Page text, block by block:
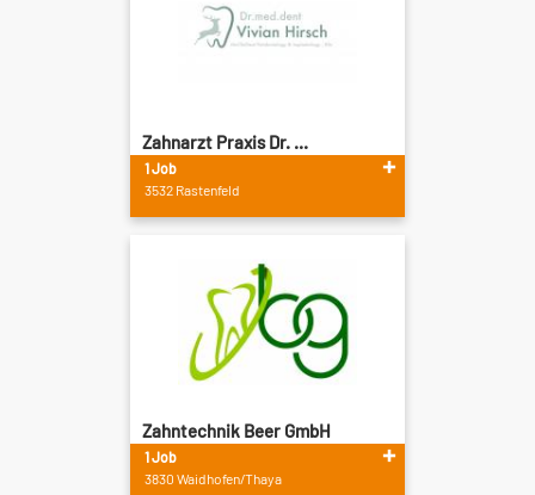
Zahnarzt Praxis Dr. ...
1 Job
3532 Rastenfeld
Zahntechnik Beer GmbH
1 Job
3830 Waidhofen/Thaya